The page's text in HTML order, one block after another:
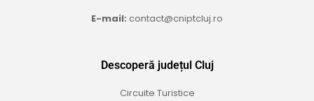
E-mail: contact@cniptcluj.ro
Descoperă județul Cluj
Circuite Turistice